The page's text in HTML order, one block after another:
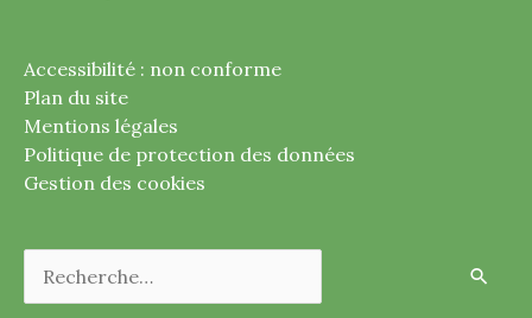
Accessibilité : non conforme
Plan du site
Mentions légales
Politique de protection des données
Gestion des cookies